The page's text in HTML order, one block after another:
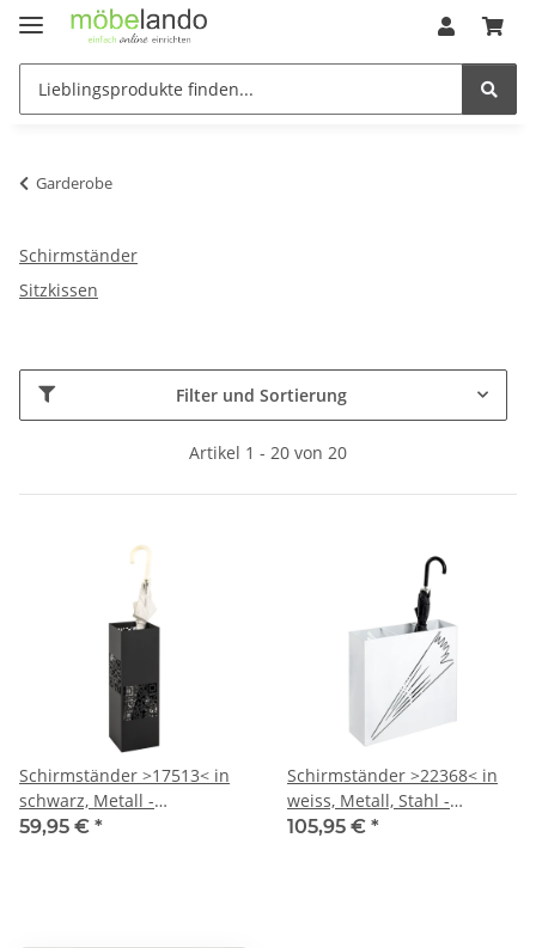
Garderobe
Schirmständer
Sitzkissen
Filter und Sortierung
Artikel 1 - 20 von 20
Schirmständer >17513< in
schwarz, Metall -
16x48x16cm (BxHxT)
59,95 € *
Schirmständer >22368< in
weiss, Metall, Stahl -
50x48x16cm (BxHxT)
105,95 € *